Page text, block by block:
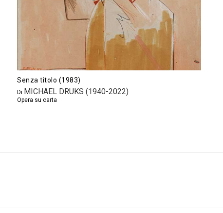
Senza titolo (1983)
Di MICHAEL DRUKS (1940-2022)
Opera su carta